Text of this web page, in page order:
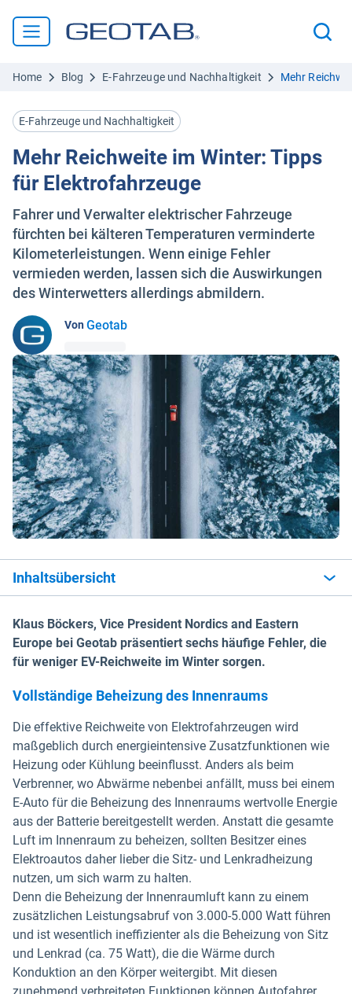
Home Blog E-Fahrzeuge und Nachhaltigkeit Mehr
E-Fahrzeuge und Nachhaltigkeit
Mehr Reichweite im Winter: Tipps
für Elektrofahrzeuge
Fahrer und Verwalter elektrischer Fahrzeuge
fürchten bei kälteren Temperaturen verminderte
Kilometerleistungen. Wenn einige Fehler
vermieden werden, lassen sich die Auswirkungen
des Winterwetters allerdings abmildern.
VonGeotab
Inhaltsübersicht
Klaus Böckers, Vice President Nordics and Eastern
Europe bei Geotab präsentiert sechs häufige Fehler, die
für weniger EV-Reichweite im Winter sorgen.
Vollständige Beheizung des Innenraums
Die effektive Reichweite von Elektrofahrzeugen wird
maßgeblich durch energieintensive Zusatzfunktionen wie
Heizung oder Kühlung beeinflusst. Anders als beim
Verbrenner, wo Abwärme nebenbei anfällt, muss bei einem
E-Auto für die Beheizung des Innenraums wertvolle Energie
aus der Batterie bereitgestellt werden. Anstatt die gesamte
Luft im Innenraum zu beheizen, sollten Besitzer eines
Elektroautos daher lieber die Sitz- und Lenkradheizung
nutzen, um sich warm zu halten.
Denn die Beheizung der Innenraumluft kann zu einem
zusätzlichen Leistungsabruf von 3.000-5.000 Watt führen
und ist wesentlich ineffizienter als die Beheizung von Sitz
und Lenkrad (ca. 75 Watt), die die Wärme durch
Konduktion an den Körper weitergibt. Mit diesen